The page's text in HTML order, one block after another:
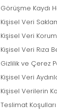
Görüşme Kaydı
Kişisel Veri
Kişisel Veri
Kişisel Veri Rıza
Gizlilik ve Çerez
Kişisel Veri
Kişisel Verilerin
Teslimat Koşulları